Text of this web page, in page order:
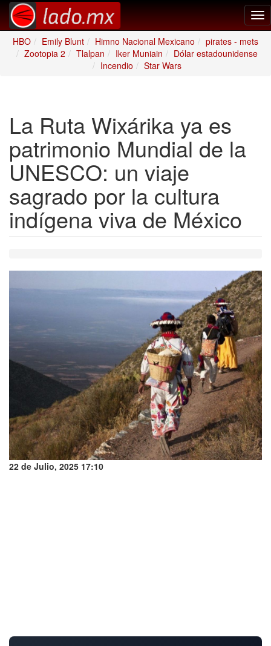
HBO
Emily Blunt Himno Nacional Mexicano
pirates - mets
Zootopia 2
Tlalpan Iker Muniain
Dólar estadounidense
Incendio
Star Wars
La Ruta Wixárika ya es
patrimonio Mundial de la
UNESCO: un viaje
sagrado por la cultura
indígena viva de México
22 de Julio, 2025 17:10